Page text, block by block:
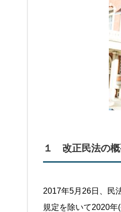
１ 改正民法の
2017年5月26日、民
規定を除いて2020年